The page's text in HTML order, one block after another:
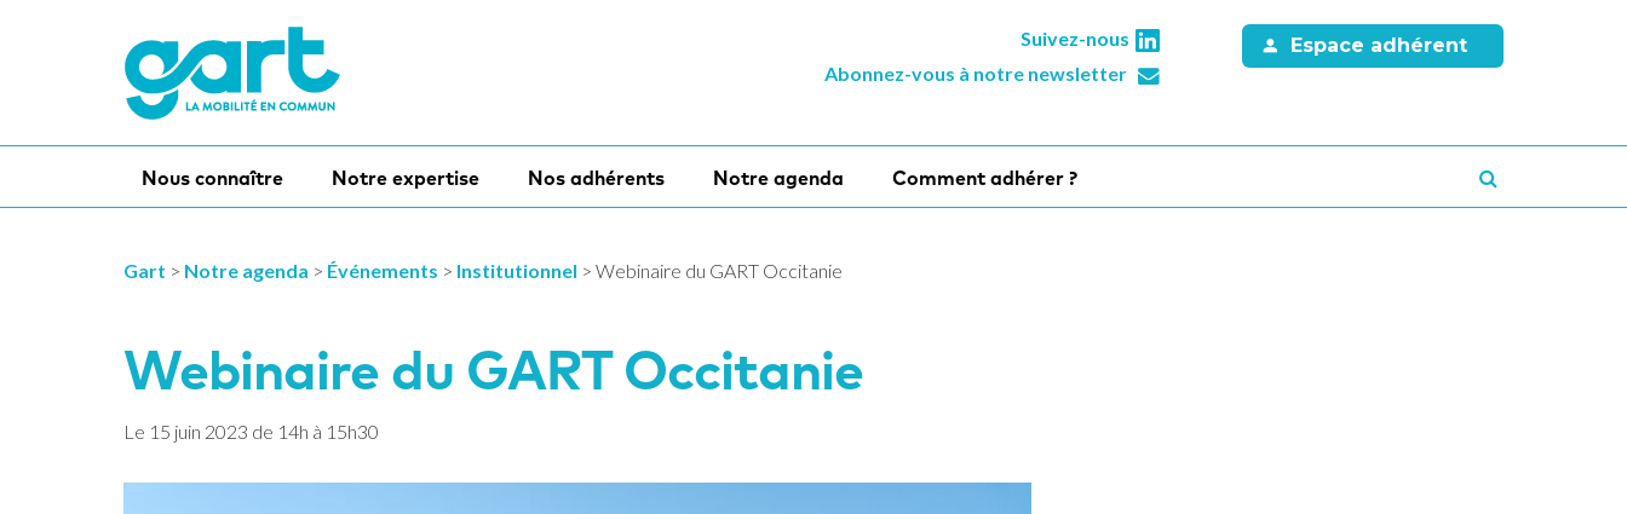
Suivez-nous
Abonnez-vous à notre newsletter
Espace adhérent
Nous connaître Notre expertise Nos adhérents Notre agenda Comment adhérer ?
Gart > Notre agenda > Événements > Institutionnel > Webinaire du GART Occitanie
Webinaire du GART Occitanie
Le 15 juin 2023 de 14h à 15h30